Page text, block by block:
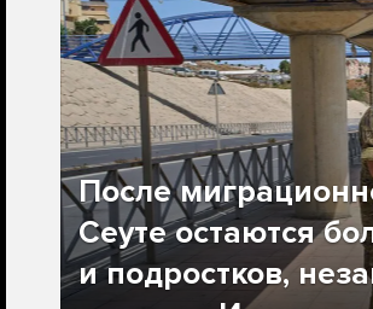
После
Сеуте остаются
и подростков,